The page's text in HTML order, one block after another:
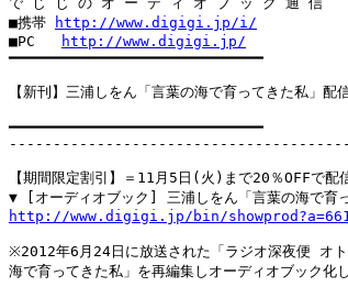
■携帯
http://www.digigi.jp/i/
■PC
http://www.digigi.jp/
━━━━━━━━━━━━━━━━━━━━━━━━━━━━━
【新刊】三浦しをん「言葉の海で育ってきた私」配
━━━━━━━━━━━━━━━━━━━━━━━━━━━━━
【期間限定割引】＝11月5日(火)まで20％OFFで配
http://www.digigi.jp/bin/
※2012年6月24日に放送された「ラジオ深夜便 オ
海で育ってきた私」を再編集しオーディオブック化し